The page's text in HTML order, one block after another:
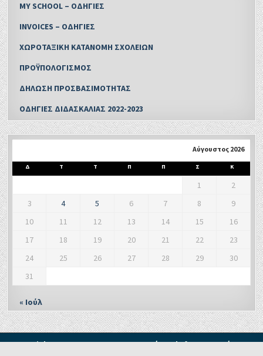
MY SCHOOL – ΟΔΗΓΙΕΣ
INVOICES – ΟΔΗΓΙΕΣ
ΧΩΡΟΤΑΞΙΚΗ ΚΑΤΑΝΟΜΗ ΣΧΟΛΕΙΩΝ
ΠΡΟΫΠΟΛΟΓΙΣΜΟΣ
ΔΗΛΩΣΗ ΠΡΟΣΒΑΣΙΜΟΤΗΤΑΣ
ΟΔΗΓΙΕΣ ΔΙΔΑΣΚΑΛΙΑΣ 2022-2023
Αύγουστος 2026
Δ Τ Τ Π Π Σ Κ
1
2
3
4 5 6 7 8
9
10
11 12 13 14 15
16
17
18 19 20 21 22
23
24
25 26 27 28 29
30
31
« Ιούλ
Copyright © 2021 - Δ. Π. Ε. ΞΑΝΘΗΣ Τμήμα Δ' Πληροφορικής και